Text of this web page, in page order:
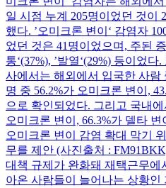
일 시점 누계 205명이었던 것이
했다. ’오미크론 변이‘ 감염자
었던 것은 41명이었으며, 주된 증
통‘(37%), ’발열‘(29%) 등이었
사에서는 해외에서 입국한 사람
명 중 56.2%가 오미크론 변이,
으로 확인되었다. 그리고 국내
오미크론 변이, 66.3%가 델타
오미크론 변이 감염 확대 막기
무를 제안 (사진출처 :
대책 규제가 완화돼 재택근무에
아온 사람들이 늘어나는 상황인